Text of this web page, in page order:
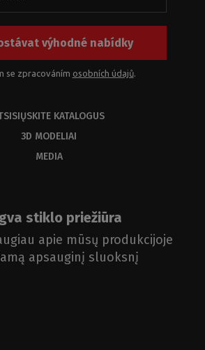
výhodné nabídky
se zpracováním osobních údajů.
KATALOGUS
3D MODELIAI
MEDIA
stiklo priežiūra
apie mūsų produkcijoje
apsauginį sluoksnį